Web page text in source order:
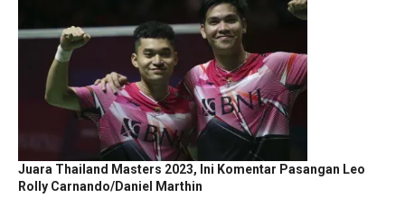
Juara Thailand Masters 2023, Ini Komentar Pasangan Leo
Rolly Carnando/Daniel Marthin